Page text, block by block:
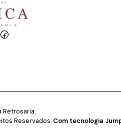
Retrosaria.
Reservados. Com tecnologia